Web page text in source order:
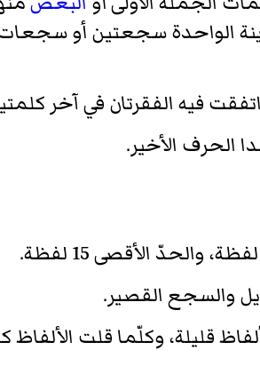
الواحدة سجعتين أو
فيه الفقرتان في آخر
الحرف الأخير.
والسجع القصير.
قليلة، وكلّما قلت